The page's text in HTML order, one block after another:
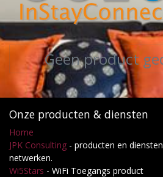
Geen product
Onze producten & diensten
Home
JPK Consulting - producten en
netwerken.
Wi5Stars - WiFi Toegangs product